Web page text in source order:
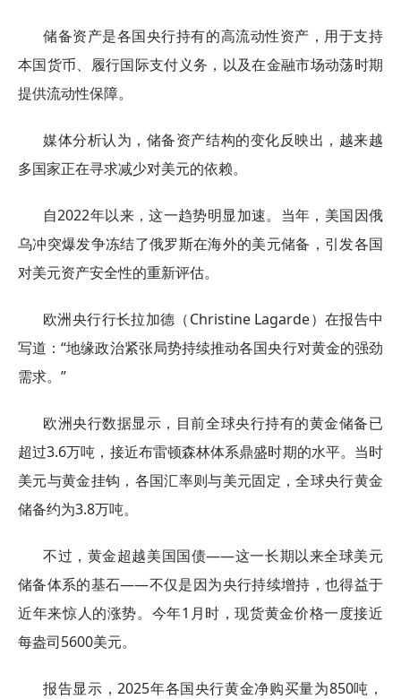
储备资产是各国央行持有的高流动性资产，用于支持
本国货币、履行国际支付义务，以及在金融市场动荡时期
提供流动性保障。
媒体分析认为，储备资产结构的变化反映出，越来越
多国家正在寻求减少对美元的依赖。
自2022年以来，这一趋势明显加速。当年，美国因俄
乌冲突爆发争冻结了俄罗斯在海外的美元储备，引发各国
对美元资产安全性的重新评估。
欧洲央行行长拉加德（Christine Lagarde）在报告中
写道：“地缘政治紧张局势持续推动各国央行对黄金的强劲
需求。”
欧洲央行数据显示，目前全球央行持有的黄金储备已
超过3.6万吨，接近布雷顿森林体系鼎盛时期的水平。当时
美元与黄金挂钩，各国汇率则与美元固定，全球央行黄金
储备约为3.8万吨。
不过，黄金超越美国国债——这一长期以来全球美元
储备体系的基石——不仅是因为央行持续增持，也得益于
近年来惊人的涨势。今年1月时，现货黄金价格一度接近
每盎司5600美元。
报告显示，2025年各国央行黄金净购买量为850吨，